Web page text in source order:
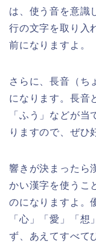
は、使う音を意識
行の文字を取り入
前になりますよ。
さらに、長音（ち
になります。長音
「ふう」などが
りますので、ぜひ
響きが決まったら
かい漢字を使うこ
のになりますよ。
「心」「愛」「
ず、あえてすべて